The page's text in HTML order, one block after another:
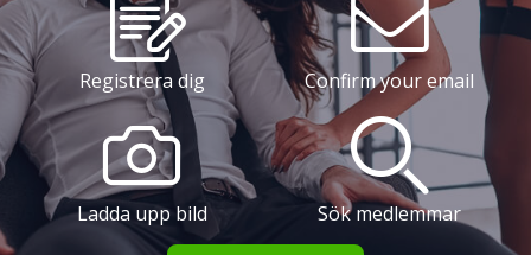
Registrera dig Confirm your email
Ladda upp bild Sök medlemmar